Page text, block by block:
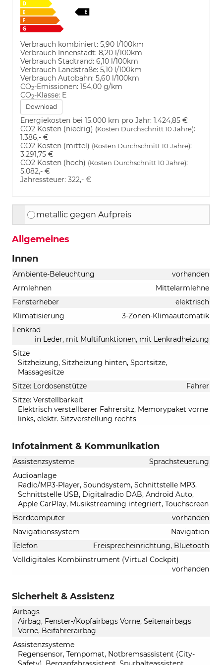
Verbrauch kombiniert: 5,90 l/100km
Verbrauch Innenstadt: 8,20 l/100km
Verbrauch Stadtrand: 6,10 l/100km
Verbrauch Landstraße: 5,10 l/100km
Verbrauch Autobahn: 5,60 l/100km
CO2-Emissionen: 154,00 g/km
CO2-Klasse: E
Download
Energiekosten bei 15.000 km pro Jahr: 1.424,85 €
CO2 Kosten (niedrig) (Kosten Durchschnitt 10 Jahre):
1.386,- €
CO2 Kosten (mittel) (Kosten Durchschnitt 10 Jahre):
3.291,75 €
CO2 Kosten (hoch) (Kosten Durchschnitt 10 Jahre):
5.082,- €
Jahressteuer: 322,- €
metallic gegen Aufpreis
Allgemeines
Innen
Ambiente-Beleuchtung
vorhanden
Armlehnen
Mittelarmlehne
Fensterheber
elektrisch
Klimatisierung
3-Zonen-Klimaautomatik
Lenkrad
in Leder, mit Multifunktionen, mit Lenkradheizung
Sitze
Sitzheizung, Sitzheizung hinten, Sportsitze,
Massagesitze
Sitze: Lordosenstütze
Fahrer
Sitze: Verstellbarkeit
Elektrisch verstellbarer Fahrersitz, Memorypaket vorne
links, elektr. Sitzverstellung rechts
Infotainment & Kommunikation
Assistenzsysteme
Sprachsteuerung
Audioanlage
Radio/MP3-Player, Soundsystem, Schnittstelle MP3,
Schnittstelle USB, Digitalradio DAB, Android Auto,
Apple CarPlay, Musikstreaming integriert, Touchscreen
Bordcomputer
vorhanden
Navigationssystem
Navigation
Telefon
Freisprecheinrichtung, Bluetooth
Volldigitales Kombiinstrument (Virtual Cockpit)
vorhanden
Sicherheit & Assistenz
Airbags
Airbag, Fenster-/Kopfairbags Vorne, Seitenairbags
Vorne, Beifahrerairbag
Assistenzsysteme
Regensensor, Tempomat, Notbremsassistent (City-